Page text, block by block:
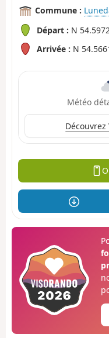
Commune :
Départ : N
Arrivée : N
Météo